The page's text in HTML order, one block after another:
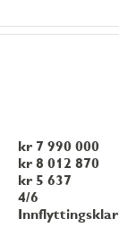
kr 7 990 000
kr 8 012 870
kr 5 637
4/6
Innflyttingsklar